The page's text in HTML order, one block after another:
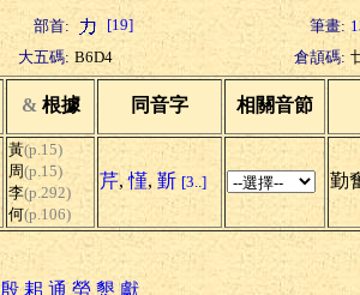
部首: [19] 筆畫:
大五碼: B6D4 倉頡碼:
& 根據 同音字 相關音節
黃(p.15)
周(p.15)
李(p.292)
何(p.106)
芹,慬, 斳 [3..] 勤
殷 耜 通 勞 懇 獻